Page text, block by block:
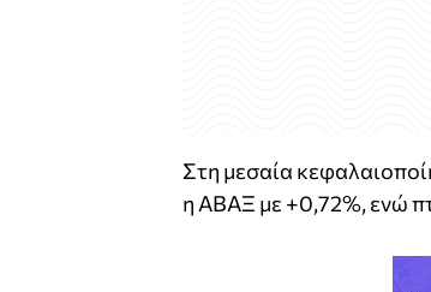
Στη μεσαία
η ΑΒΑΞ με +0,72%, ενώ